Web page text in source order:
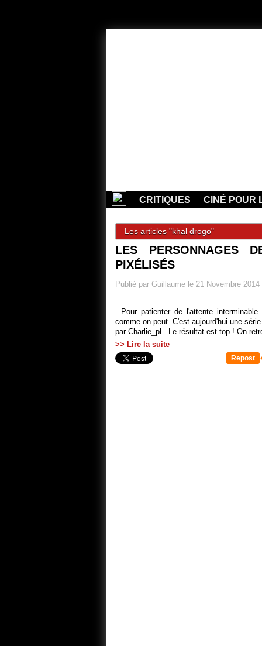
CRITIQUES CINÉ POUR
Les articles "khal drogo"
LES PERSONNAGES
PIXÉLISÉS
Publié par Guillaume le 21 Novembre 2014
Pour patienter de l'attente
comme on peut. C'est aujourd'hui une
par Charlie_pl . Le résultat est top ! On
>> Lire la suite
Repost